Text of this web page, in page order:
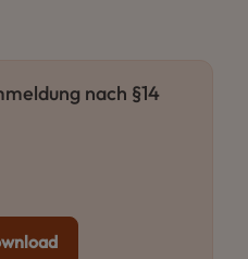
nach §14